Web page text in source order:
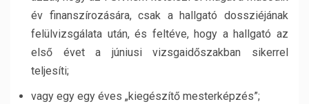
év finanszírozására, csak a hallgató dossziéjának
felülvizsgálata után, és feltéve, hogy a hallgató az
első évet a júniusi vizsgaidőszakban sikerrel
teljesíti;
vagy egy egy éves „kiegészítő mesterképzés”;